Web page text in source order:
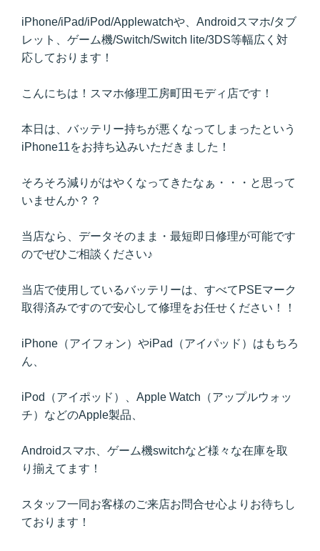
iPhone/iPad/iPod/Applewatchや、Androidスマホ/タブ
レット、ゲーム機/Switch/Switch lite/3DS等幅広く対
応しております！
こんにちは！スマホ修理工房町田モディ店です！
本日は、バッテリー持ちが悪くなってしまったという
iPhone11をお持ち込みいただきました！
そろそろ減りがはやくなってきたなぁ・・・と思って
いませんか？？
当店なら、データそのまま・最短即日修理が可能です
のでぜひご相談ください♪
当店で使用しているバッテリーは、すべてPSEマーク
取得済みですので安心して修理をお任せください！！
iPhone（アイフォン）やiPad（アイパッド）はもちろ
ん、
iPod（アイポッド）、Apple Watch（アップルウォッ
チ）などのApple製品、
Androidスマホ、ゲーム機switchなど様々な在庫を取
り揃えてます！
スタッフ一同お客様のご来店お問合せ心よりお待ちし
ております！